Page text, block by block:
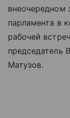
внеочередном
парламента в
рабочей
председатель
Матузов.